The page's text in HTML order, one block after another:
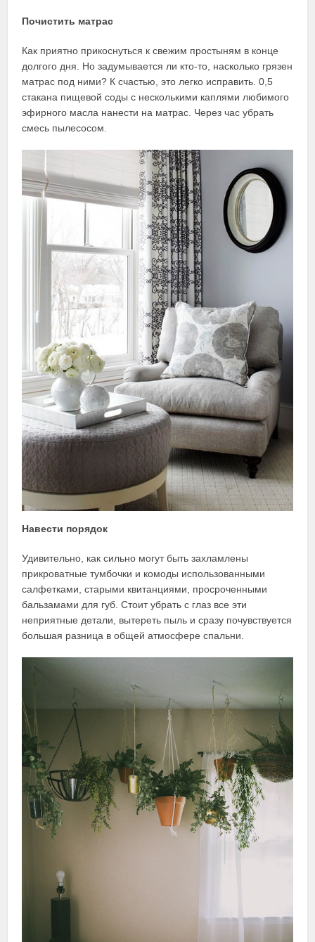
Почистить матрас
Как приятно прикоснуться к свежим простыням в конце
долгого дня. Но задумывается ли кто-то, насколько грязен
матрас под ними? К счастью, это легко исправить. 0,5
стакана пищевой соды с несколькими каплями любимого
эфирного масла нанести на матрас. Через час убрать
смесь пылесосом.
Навести порядок
Удивительно, как сильно могут быть захламлены
прикроватные тумбочки и комоды использованными
салфетками, старыми квитанциями, просроченными
бальзамами для губ. Стоит убрать с глаз все эти
неприятные детали, вытереть пыль и сразу почувствуется
большая разница в общей атмосфере спальни.